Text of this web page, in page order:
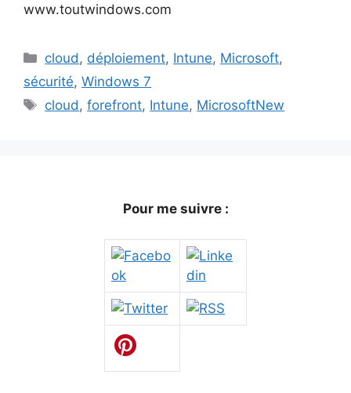
www.toutwindows.com
Catégories
cloud , déploiement, Intune, Microsoft,
sécurité, Windows 7
Étiquettes
cloud ,forefront, Intune, MicrosoftNew
Pour me suivre :